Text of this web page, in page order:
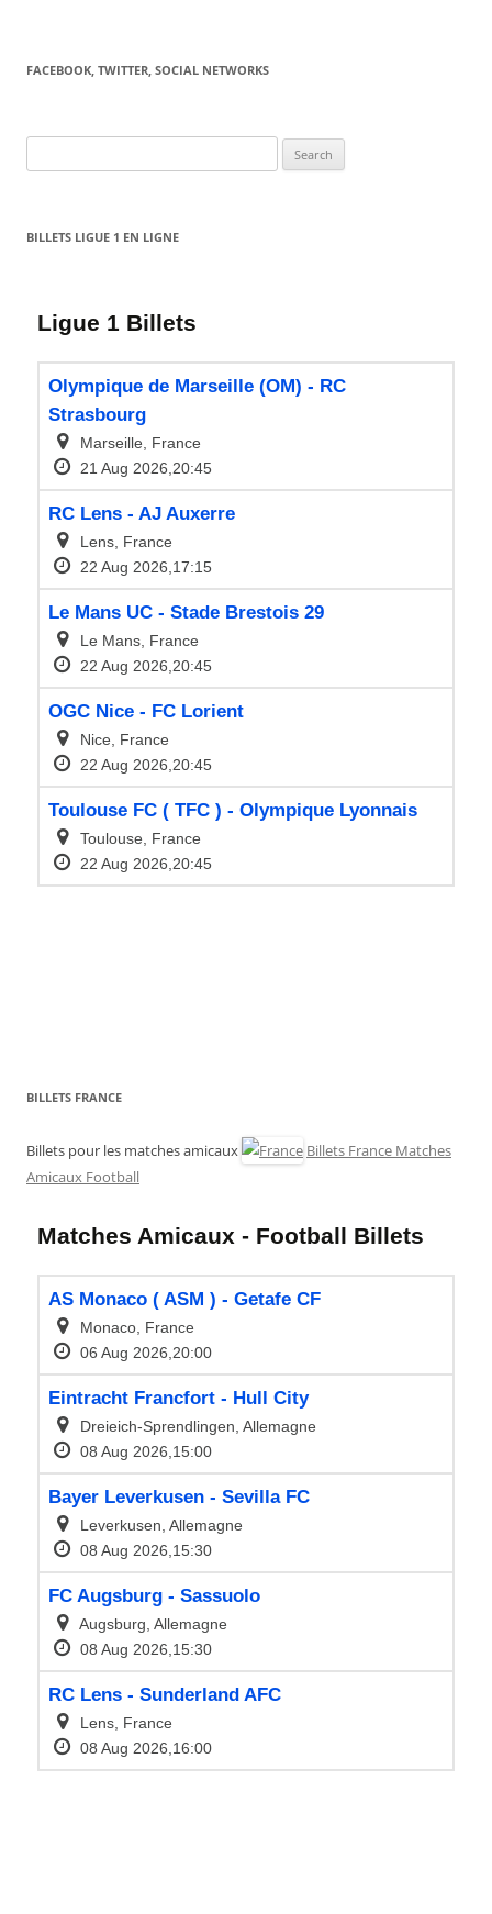
FACEBOOK, TWITTER, SOCIAL NETWORKS
for:
BILLETS LIGUE 1 EN LIGNE
BILLETS FRANCE
Billets pour les matches amicaux
Billets France Matches
Amicaux Football